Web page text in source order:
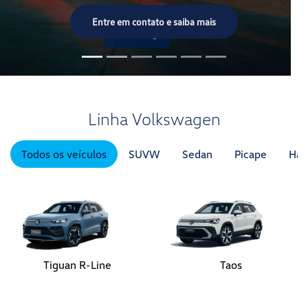
Todos os veículos SUVW Sedan Picape
Tera Novo Nivus